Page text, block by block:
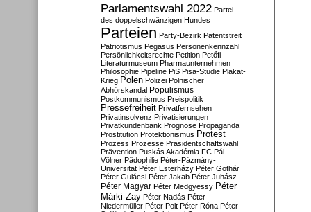
Parlamentswahl 2022 Partei
des doppelschwänzigen Hundes
Parteien Party-Bezirk Patentstreit
Patriotismus Pegasus Personenkennzahl
Persönlichkeitsrechte Petition Petőfi-
Literaturmuseum Pharmaunternehmen
Philosophie Pipeline PiS Pisa-Studie Plakat-
Krieg Polen Polizei Polnischer
Abhörskandal Populismus
Postkommunismus Preispolitik
Pressefreiheit Privatfernsehen
Privatinsolvenz Privatisierungen
Privatkundenbank Prognose Propaganda
Prostitution Protektionismus Protest
Prozess Prozesse Präsidentschaftswahl
Prävention Puskás Akadémia FC Pál
Völner Pädophilie Péter-Pázmány-
Universität Péter Esterházy Péter Gothár
Péter Gulácsi Péter Jakab Péter Juhász
Péter Magyar Péter Medgyessy Péter
Márki-Zay Péter Nadás Péter
Niedermüller Péter Polt Péter Róna Péter